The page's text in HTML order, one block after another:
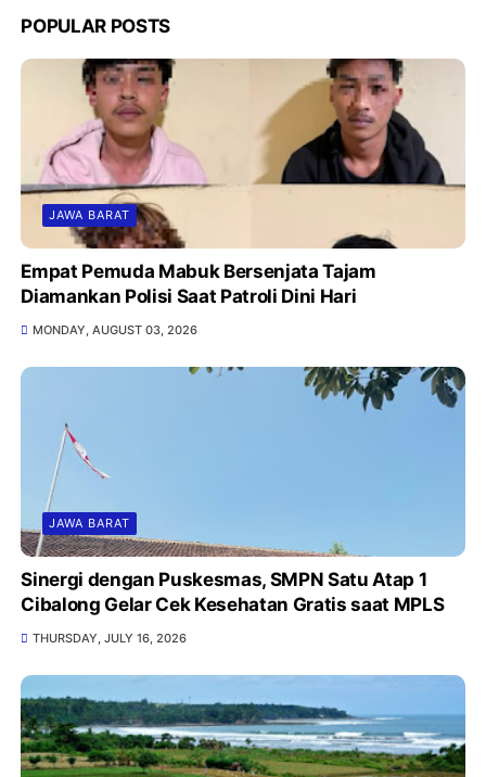
POPULAR POSTS
JAWA BARAT
Empat Pemuda Mabuk Bersenjata Tajam
Diamankan Polisi Saat Patroli Dini Hari
MONDAY, AUGUST 03, 2026
JAWA BARAT
Sinergi dengan Puskesmas, SMPN Satu Atap 1
Cibalong Gelar Cek Kesehatan Gratis saat MPLS
THURSDAY, JULY 16, 2026